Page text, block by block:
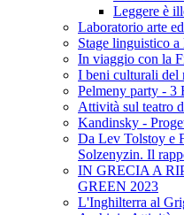
Leggere è
Laboratorio arte
Stage linguistico
In viaggio con la
I beni culturali del
Pelmeny party - 3
Attività sul teatro
Kandinsky -
Da Lev Tolstoy e
Solzenyzin. Il
IN GRECIA A
GREEN 2023
L'Inghilterra al